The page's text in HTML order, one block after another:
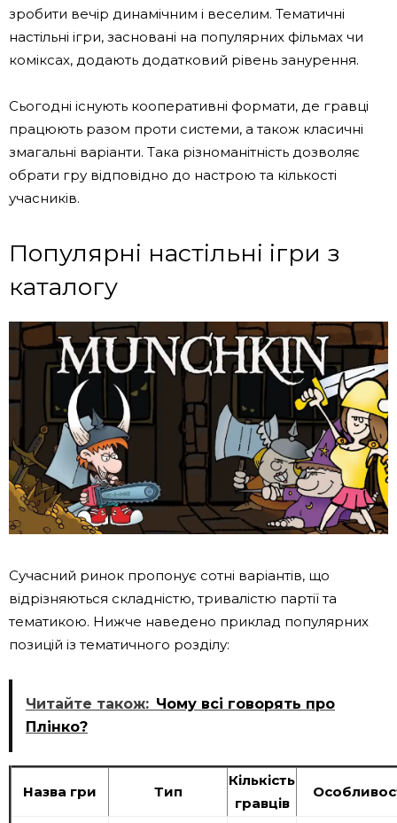
зробити вечір динамічним і веселим. Тематичні
настільні ігри, засновані на популярних фільмах чи
коміксах, додають додатковий рівень занурення.
Сьогодні існують кооперативні формати, де гравці
працюють разом проти системи, а також класичні
змагальні варіанти. Така різноманітність дозволяє
обрати гру відповідно до настрою та кількості
учасників.
Популярні настільні ігри з
каталогу
Сучасний ринок пропонує сотні варіантів, що
відрізняються складністю, тривалістю партії та
тематикою. Нижче наведено приклад популярних
позицій із тематичного розділу:
Читайте також: Чому всі говорять про
Плінко?
Назва гри Тип
Кількість
гравців